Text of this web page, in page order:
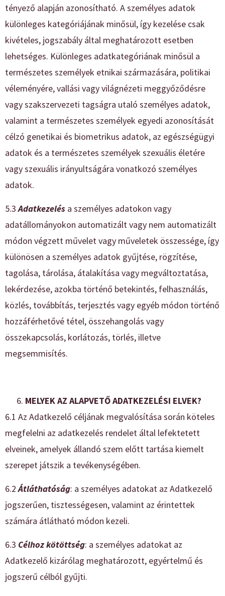
tényező alapján azonosítható. A személyes adatok
különleges kategóriájának minősül, így kezelése csak
kivételes, jogszabály által meghatározott esetben
lehetséges. Különleges adatkategóriának minősül a
természetes személyek etnikai származására, politikai
véleményére, vallási vagy világnézeti meggyőződésre
vagy szakszervezeti tagságra utaló személyes adatok,
valamint a természetes személyek egyedi azonosítását
célzó genetikai és biometrikus adatok, az egészségügyi
adatok és a természetes személyek szexuális életére
vagy szexuális irányultságára vonatkozó személyes
adatok.
5.3Adatkezelés a személyes adatokon vagy
adatállományokon automatizált vagy nem automatizált
módon végzett művelet vagy műveletek összessége, így
különösen a személyes adatok gyűjtése, rögzítése,
tagolása, tárolása, átalakítása vagy megváltoztatása,
lekérdezése, azokba történő betekintés, felhasználás,
közlés, továbbítás, terjesztés vagy egyéb módon történő
hozzáférhetővé tétel, összehangolás vagy
összekapcsolás, korlátozás, törlés, illetve
megsemmisítés.
MELYEK AZ ALAPVETŐ ADATKEZELÉSI ELVEK?
6.1 Az Adatkezelő céljának megvalósítása során köteles
megfelelni az adatkezelés rendelet által lefektetett
elveinek, amelyek állandó szem előtt tartása kiemelt
szerepet játszik a tevékenységében.
6.2Átláthatóság: a személyes adatokat az Adatkezelő
jogszerűen, tisztességesen, valamint az érintettek
számára átlátható módon kezeli.
6.3 Célhoz kötöttség: a személyes adatokat az
Adatkezelő kizárólag meghatározott, egyértelmű és
jogszerű célból gyűjti.